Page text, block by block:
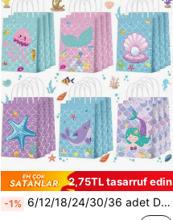
2,75TL tasarruf edin
-1% 6/12/18/24/30/36 adet Deniz Kızı Temalı Saplı Parti Hediye Çantaları, İnci Deniz Kızı Hediye Çantaları, Deniz Altı Temalı Yiyecek Hediye Paketleme Çantaları, Doğum Günü Partisi Süslemeleri ve Atıştırmalık Hediye Paketleme Çantaları İçin Uygundur